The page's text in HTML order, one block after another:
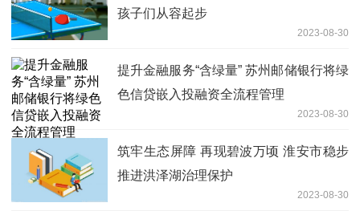
孩子们从容起步
2023-08-30
提升金融服务“含绿量” 苏州邮储银行将绿
色信贷嵌入投融资全流程管理
2023-08-30
筑牢生态屏障 再现碧波万顷 淮安市稳步
推进洪泽湖治理保护
2023-08-30